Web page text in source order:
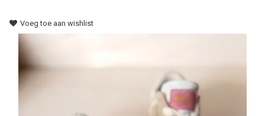
School
Accessoires
Onze merken
Voeg toe aan wishlist